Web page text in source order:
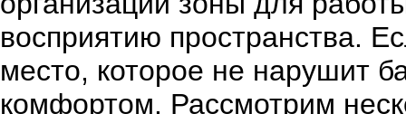
восприятию пространства.
место, которое не нарушит
комфортом. Рассмотрим